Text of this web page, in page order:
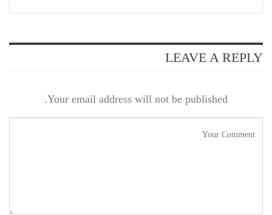
LEAVE A REPLY
Your email address will not be published.